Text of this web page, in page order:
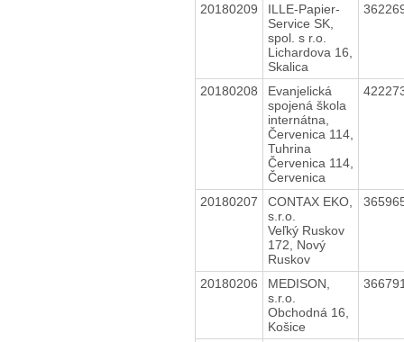
20180209
ILLE-Papier-
Service SK,
spol. s r.o.
Lichardova 16,
Skalica
20180208
Evanjelická
spojená škola
internátna,
Červenica 114,
Tuhrina
Červenica 114,
Červenica
20180207
CONTAX EKO,
s.r.o.
Veľký Ruskov
172, Nový
Ruskov
20180206
MEDISON,
s.r.o.
Obchodná 16,
Košice